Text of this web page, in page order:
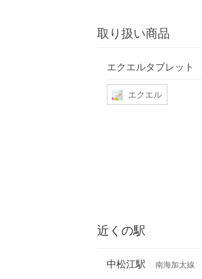
取り扱い商品
エクエルタブレット
エクエル
近くの駅
中松江駅 南海加太線